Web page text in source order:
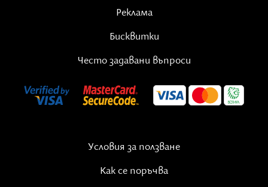
Реклама
Бисквитки
Често задавани въпроси
Условия за ползване
Как се поръчва